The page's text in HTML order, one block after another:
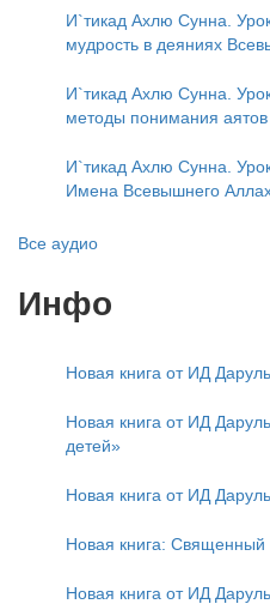
И`тикад Ахлю Сунна.
мудрость в деяниях
пришло в Коране и
И`тикад Ахлю Сунна.
методы понимания
означает утверждение
образа)?
И`тикад Ахлю Сунна.
Имена Всевышнего
Все аудио
Инфо
Новая книга от ИД
Новая книга от ИД
детей»
Новая книга от ИД
Новая книга:
Новая книга от ИД